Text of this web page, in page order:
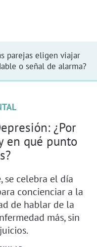
parejas eligen viajar
o señal de alarma?
¿Por
en qué punto
se celebra el día
concienciar a la
de hablar de la
más, sin